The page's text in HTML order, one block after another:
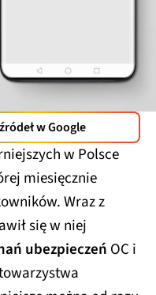
w Google
w Polsce
miesięcznie
Wraz z
się w niej
ubezpieczeń OC i